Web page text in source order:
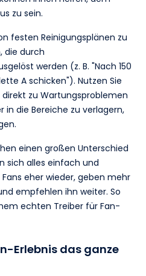
zu sein.
festen Reinigungsplänen zu
die durch
werden (z. B. "Nach 150
A schicken"). Nutzen Sie
zu Wartungsproblemen
in die Bereiche zu verlagern,
einen großen Unterschied
sich alles einfach und
eher wieder, geben mehr
empfehlen ihn weiter. So
echten Treiber für Fan-
Erlebnis das ganze